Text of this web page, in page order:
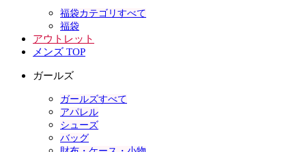
福袋カテゴリすべて
福袋
アウトレット
メンズ TOP
ガールズ
ガールズすべて
アパレル
シューズ
バッグ